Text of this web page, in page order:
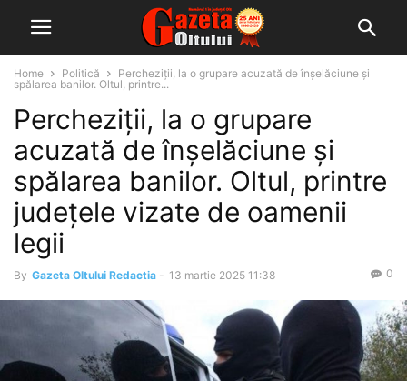
Home Politică
Percheziţii, la o grupare acuzată de înşelăciune şi
spălarea banilor. Oltul, printre...
Percheziţii, la o grupare
acuzată de înşelăciune şi
spălarea banilor. Oltul, printre
județele vizate de oamenii
legii
By Gazeta Oltului Redactia - 13 martie 2025 11:38 0